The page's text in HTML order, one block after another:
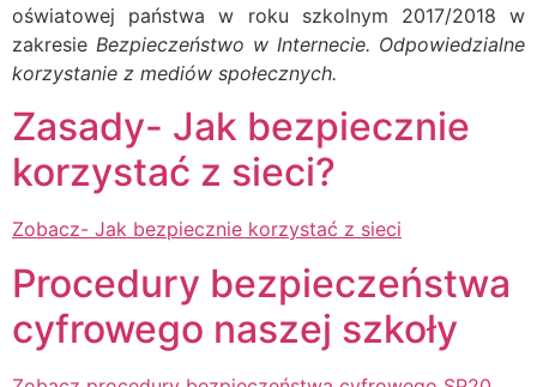
oświatowej państwa w roku szkolnym 2017/2018 w
zakresie Bezpieczeństwo w Internecie. Odpowiedzialne
korzystanie z mediów społecznych.
Zasady- Jak bezpiecznie
korzystać z sieci?
Zobacz- Jak bezpiecznie korzystać z sieci
Procedury bezpieczeństwa
cyfrowego naszej szkoły